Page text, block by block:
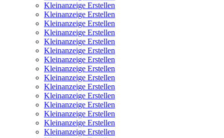
Kleinanzeige Erstellen
Kleinanzeige Erstellen
Kleinanzeige Erstellen
Kleinanzeige Erstellen
Kleinanzeige Erstellen
Kleinanzeige Erstellen
Kleinanzeige Erstellen
Kleinanzeige Erstellen
Kleinanzeige Erstellen
Kleinanzeige Erstellen
Kleinanzeige Erstellen
Kleinanzeige Erstellen
Kleinanzeige Erstellen
Kleinanzeige Erstellen
Kleinanzeige Erstellen